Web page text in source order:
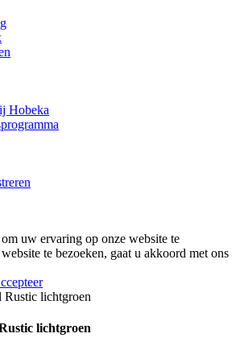
Hobeka
uw ervaring op onze website te
te bezoeken, gaat u akkoord met ons
lichtgroen